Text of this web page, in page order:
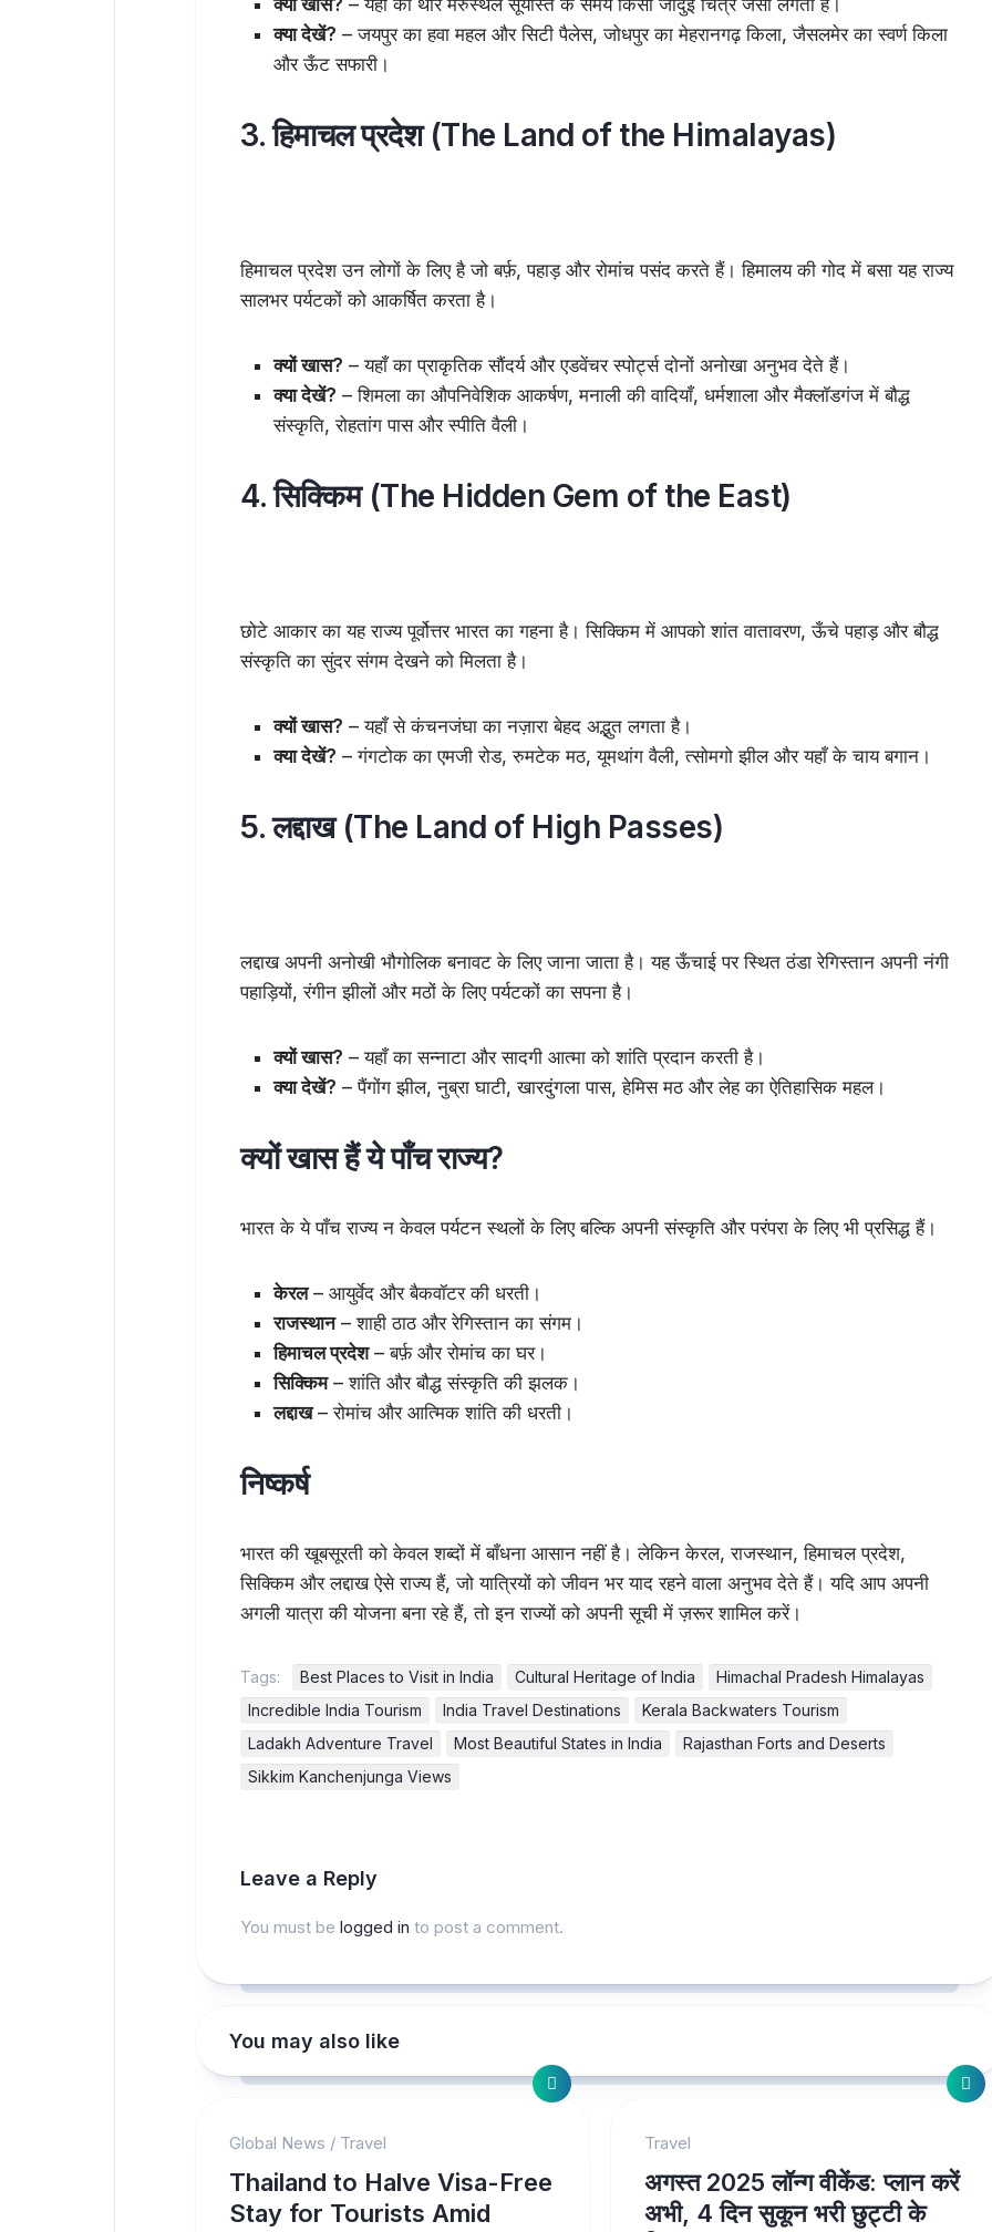
क्यों खास? – यहाँ का थार मरुस्थल सूर्यास्त के समय किसी जादुई चित्र जैसा लगता है।
क्या देखें? – जयपुर का हवा महल और सिटी पैलेस, जोधपुर का मेहरानगढ़ किला, जैसलमेर का स्वर्ण किला
और ऊँट सफारी।
3. हिमाचल प्रदेश (The Land of the Himalayas)
हिमाचल प्रदेश उन लोगों के लिए है जो बर्फ़, पहाड़ और रोमांच पसंद करते हैं। हिमालय की गोद में बसा यह राज्य
सालभर पर्यटकों को आकर्षित करता है।
क्यों खास? – यहाँ का प्राकृतिक सौंदर्य और एडवेंचर स्पोर्ट्स दोनों अनोखा अनुभव देते हैं।
क्या देखें? – शिमला का औपनिवेशिक आकर्षण, मनाली की वादियाँ, धर्मशाला और मैक्लॉडगंज में बौद्ध
संस्कृति, रोहतांग पास और स्पीति वैली।
4. सिक्किम (The Hidden Gem of the East)
छोटे आकार का यह राज्य पूर्वोत्तर भारत का गहना है। सिक्किम में आपको शांत वातावरण, ऊँचे पहाड़ और बौद्ध
संस्कृति का सुंदर संगम देखने को मिलता है।
क्यों खास? – यहाँ से कंचनजंघा का नज़ारा बेहद अद्भुत लगता है।
क्या देखें? – गंगटोक का एमजी रोड, रुमटेक मठ, यूमथांग वैली, त्सोमगो झील और यहाँ के चाय बगान।
5. लद्दाख (The Land of High Passes)
लद्दाख अपनी अनोखी भौगोलिक बनावट के लिए जाना जाता है। यह ऊँचाई पर स्थित ठंडा रेगिस्तान अपनी नंगी
पहाड़ियों, रंगीन झीलों और मठों के लिए पर्यटकों का सपना है।
क्यों खास? – यहाँ का सन्नाटा और सादगी आत्मा को शांति प्रदान करती है।
क्या देखें? – पैंगोंग झील, नुब्रा घाटी, खारदुंगला पास, हेमिस मठ और लेह का ऐतिहासिक महल।
क्यों खास हैं ये पाँच राज्य?
भारत के ये पाँच राज्य न केवल पर्यटन स्थलों के लिए बल्कि अपनी संस्कृति और परंपरा के लिए भी प्रसिद्ध हैं।
केरल– आयुर्वेद और बैकवॉटर की धरती।
राजस्थान– शाही ठाठ और रेगिस्तान का संगम।
हिमाचल प्रदेश– बर्फ़ और रोमांच का घर।
सिक्किम– शांति और बौद्ध संस्कृति की झलक।
लद्दाख– रोमांच और आत्मिक शांति की धरती।
निष्कर्ष
भारत की खूबसूरती को केवल शब्दों में बाँधना आसान नहीं है। लेकिन केरल, राजस्थान, हिमाचल प्रदेश,
सिक्किम और लद्दाख ऐसे राज्य हैं, जो यात्रियों को जीवन भर याद रहने वाला अनुभव देते हैं। यदि आप अपनी
अगली यात्रा की योजना बना रहे हैं, तो इन राज्यों को अपनी सूची में ज़रूर शामिल करें।
Tags: Best Places to Visit in India Cultural Heritage of India
Himachal Pradesh Himalayas
Incredible India Tourism
India Travel Destinations
Kerala Backwaters Tourism
Ladakh Adventure Travel
Most Beautiful States in India
Rajasthan Forts and Deserts
Sikkim Kanchenjunga Views
Leave a Reply
You must be logged in to post a comment.
You may also like
Global News / Travel
Thailand to Halve Visa-Free
Stay for Tourists Amid
Travel
अगस्त 2025 लॉन्ग वीकेंड: प्लान करें
अभी, 4 दिन सुकून भरी छुट्टी के